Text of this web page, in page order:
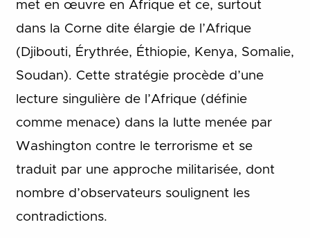
met en œuvre en Afrique et ce, surtout
dans la Corne dite élargie de l’Afrique
(Djibouti, Érythrée, Éthiopie, Kenya, Somalie,
Soudan). Cette stratégie procède d’une
lecture singulière de l’Afrique (définie
comme menace) dans la lutte menée par
Washington contre le terrorisme et se
traduit par une approche militarisée, dont
nombre d’observateurs soulignent les
contradictions.